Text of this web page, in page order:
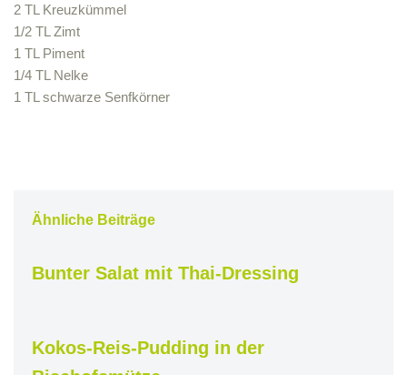
2 TL Kreuzkümmel
1/2 TL Zimt
1 TL Piment
1/4 TL Nelke
1 TL schwarze Senfkörner
Ähnliche Beiträge
Bunter Salat mit Thai-Dressing
Kokos-Reis-Pudding in der